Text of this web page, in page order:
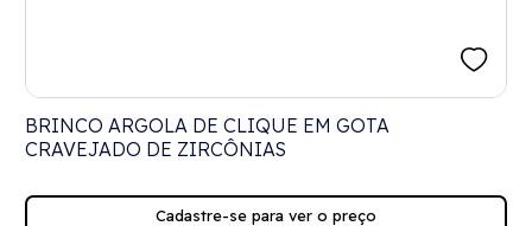
BRINCO ARGOLA DE CLIQUE EM GOTA
CRAVEJADO DE ZIRCÔNIAS
Cadastre-se para ver o preço